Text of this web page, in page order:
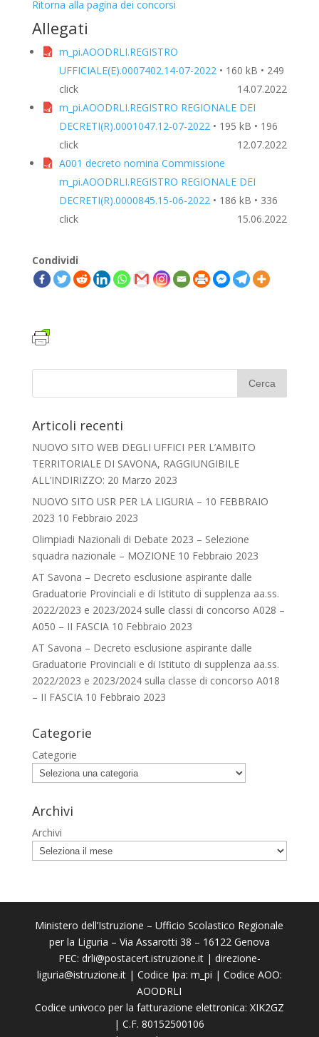
Ritorna alla pagina dei concorsi
Allegati
m_pi.AOODRLI.REGISTRO
UFFICIALE(E).0007402.14-07-2022 • 160 kB • 249
click
14.07.2022
m_pi.AOODRLI.REGISTRO REGIONALE DEI
DECRETI(R).0001047.12-07-2022 • 195 kB • 196
click
12.07.2022
A001 decreto nomina Commissione
m_pi.AOODRLI.REGISTRO REGIONALE DEI
DECRETI(R).0000845.15-06-2022 • 186 kB • 336
click
15.06.2022
Condividi
Articoli recenti
NUOVO SITO WEB DEGLI UFFICI PER L’AMBITO
TERRITORIALE DI SAVONA, RAGGIUNGIBILE
ALL’INDIRIZZO: 20 Marzo 2023
NUOVO SITO USR PER LA LIGURIA – 10 FEBBRAIO
2023 10 Febbraio 2023
Olimpiadi Nazionali di Debate 2023 – Selezione
squadra nazionale – MOZIONE 10 Febbraio 2023
AT Savona – Decreto esclusione aspirante dalle
Graduatorie Provinciali e di Istituto di supplenza aa.ss.
2022/2023 e 2023/2024 sulle classi di concorso A028 –
A050 – II FASCIA 10 Febbraio 2023
AT Savona – Decreto esclusione aspirante dalle
Graduatorie Provinciali e di Istituto di supplenza aa.ss.
2022/2023 e 2023/2024 sulla classe di concorso A018
– II FASCIA 10 Febbraio 2023
Categorie
Categorie
Archivi
Archivi
Ministero dell’Istruzione – Ufficio Scolastico Regionale
per la Liguria – Via Assarotti 38 – 16122 Genova
PEC: drli@postacert.istruzione.it| direzione-
liguria@istruzione.it| Codice Ipa: m_pi | Codice AOO:
AOODRLI
Codice univoco per la fatturazione elettronica: XIK2GZ
| C.F. 80152500106